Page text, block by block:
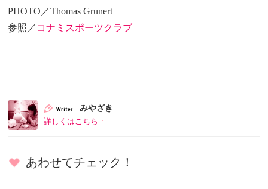
PHOTO／Thomas Grunert
参照／ コナミスポーツクラブ
みやざき
詳しくはこちら
あわせてチェック！